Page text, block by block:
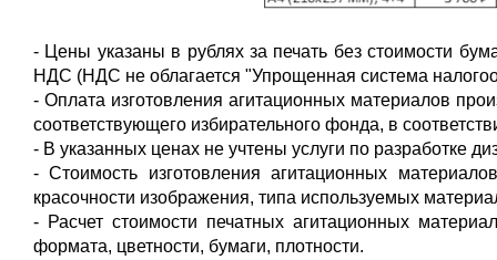
- Цены указаны в рублях за печать без стоимости
НДС (НДС не облагается "Упрощенная система
- Оплата изготовления агитационных материалов
соответствующего избирательного фонда, в
- В указанных ценах не учтены услуги по разработке
- Стоимость изготовления агитационных
красочности изображения, типа используемых
- Расчет стоимости печатных агитационных
формата, цветности, бумаги, плотности.